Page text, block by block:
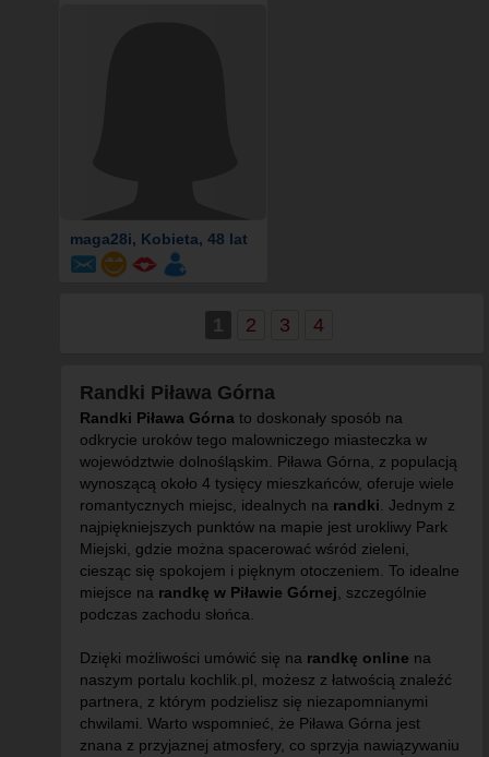
maga28i, Kobieta, 48 lat
1 2 3 4
Randki Piława Górna
Randki Piława Górna to doskonały sposób na
odkrycie uroków tego malowniczego miasteczka w
województwie dolnośląskim. Piława Górna, z populacją
wynoszącą około 4 tysięcy mieszkańców, oferuje wiele
romantycznych miejsc, idealnych na randki . Jednym z
najpiękniejszych punktów na mapie jest urokliwy Park
Miejski, gdzie można spacerować wśród zieleni,
ciesząc się spokojem i pięknym otoczeniem. To idealne
miejsce na randkę w Piławie Górnej , szczególnie
podczas zachodu słońca.
Dzięki możliwości umówić się na randkę online na
naszym portalu kochlik.pl, możesz z łatwością znaleźć
partnera, z którym podzielisz się niezapomnianymi
chwilami. Warto wspomnieć, że Piława Górna jest
znana z przyjaznej atmosfery, co sprzyja nawiązywaniu